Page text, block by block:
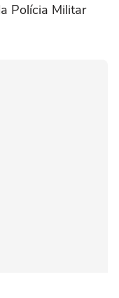
Polícia Militar